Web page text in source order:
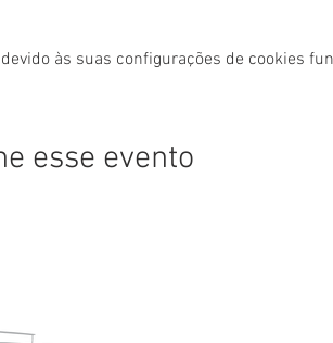
às suas configurações de cookies
esse evento